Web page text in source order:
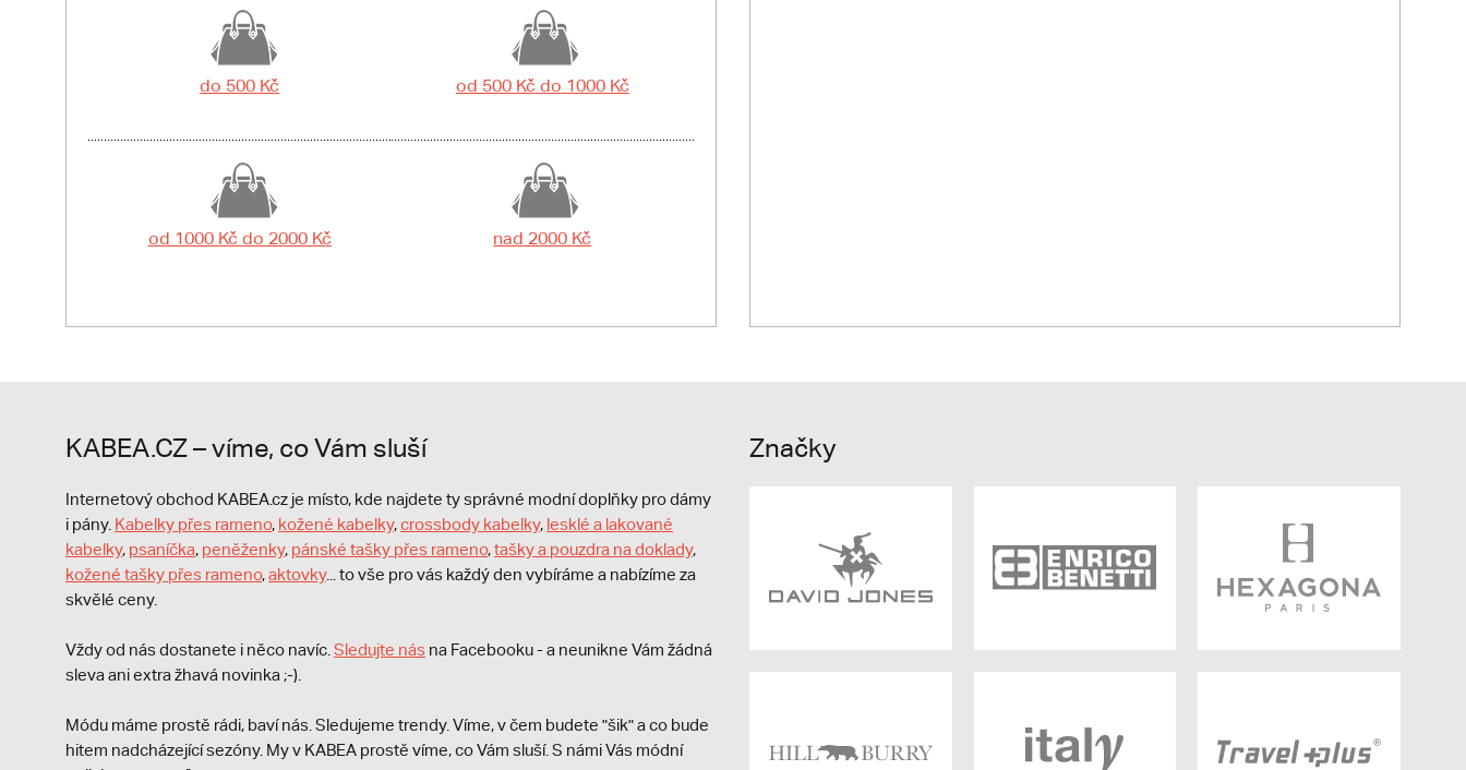
do 500 Kč od 500 Kč do 1000 Kč
od 1000 Kč do 2000 Kč nad 2000 Kč
KABEA.CZ – víme, co Vám sluší
Internetový obchod KABEA.cz je místo, kde najdete ty správné modní doplňky pro dámy
i pány. Kabelky přes rameno, kožené kabelky,crossbody kabelky, lesklé a lakované
kabelky, psaníčka, peněženky, pánské tašky přes rameno,tašky a pouzdra na doklady,
kožené tašky přes rameno,aktovky... to vše pro vás každý den vybíráme a nabízíme za
skvělé ceny.
Vždy od nás dostanete i něco navíc. Sledujte nás na Facebooku - a neunikne Vám žádná
sleva ani extra žhavá novinka ;-).
Módu máme prostě rádi, baví nás. Sledujeme trendy. Víme, v čem budete "šik" a co bude
hitem nadcházející sezóny. My v KABEA prostě víme, co Vám sluší. S námi Vás módní
Značky